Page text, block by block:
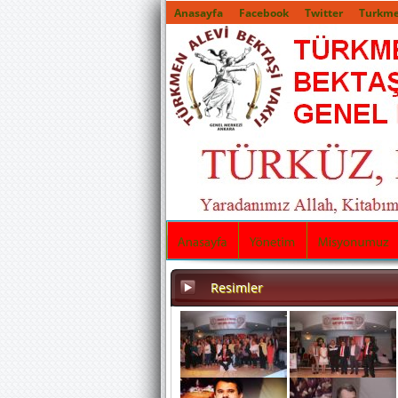
Anasayfa Facebook Twitter
Resimler